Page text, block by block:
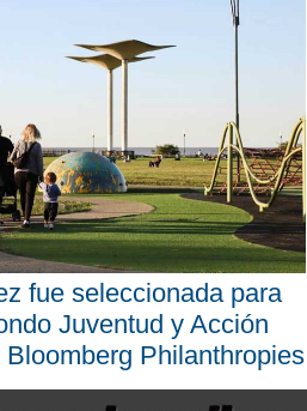
fue seleccionada para
Juventud y Acción
Philanthropies